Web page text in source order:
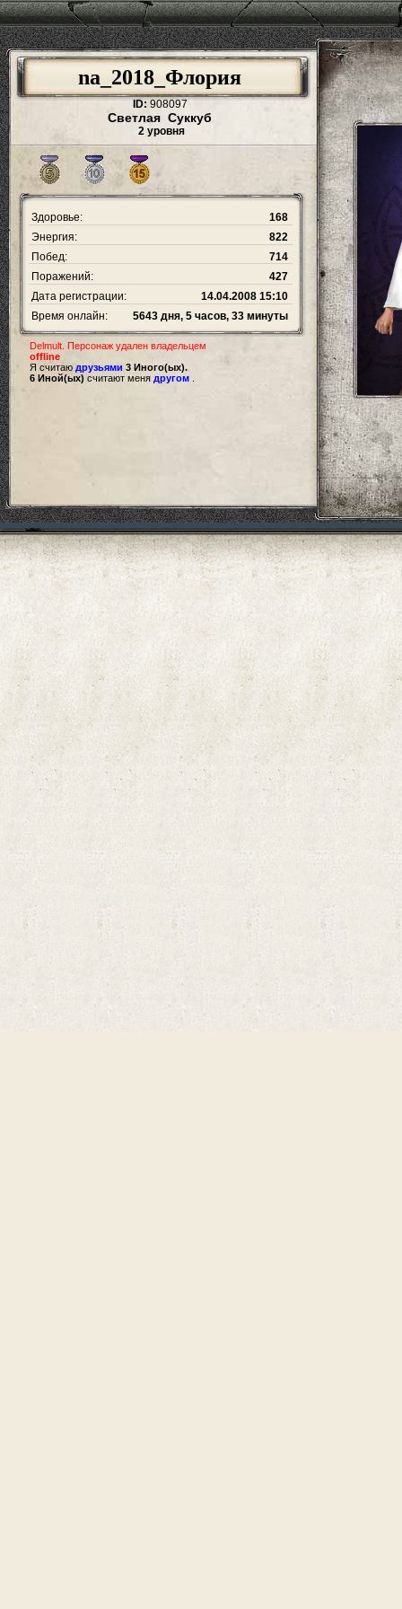
na_2018_Флория
ID: 908097
Светлая Суккуб
2 уровня
Здоровье:
168
Энергия:
822
Побед:
714
Поражений:
427
Дата регистрации:
14.04.2008 15:10
Время онлайн:
5643 дня, 5 часов, 33 минуты
Delmult. Персонаж удален владельцем
offline
Я считаю друзьями 3 Иного(ых).
6 Иной(ых) считают меня другом